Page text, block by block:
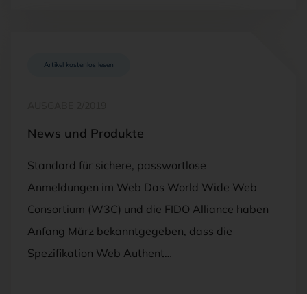
Artikel kostenlos lesen
News und Produkte
Standard für sichere, passwortlose
Anmeldungen im Web Das World Wide Web
Consortium (W3C) und die FIDO Alliance haben
Anfang März bekanntgegeben, dass die
Spezifikation Web Authent…